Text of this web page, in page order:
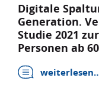
Digitale
Generation.
Studie 2021
Personen ab